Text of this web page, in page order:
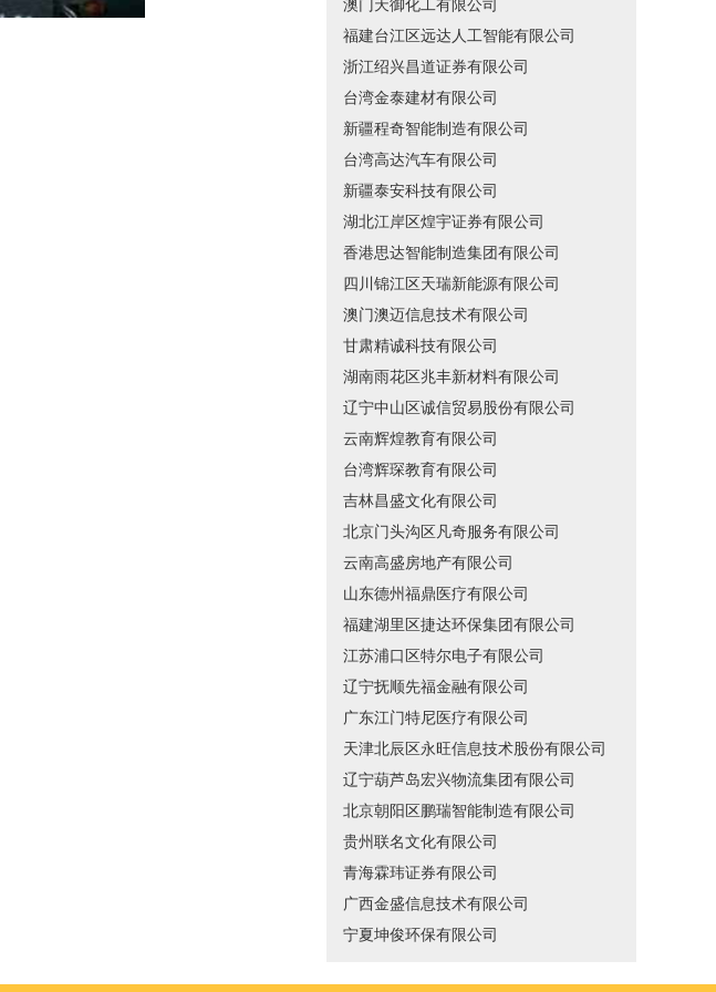
澳门天御化工有限公司
福建台江区远达人工智能有限公司
浙江绍兴昌道证券有限公司
台湾金泰建材有限公司
新疆程奇智能制造有限公司
台湾高达汽车有限公司
新疆泰安科技有限公司
湖北江岸区煌宇证券有限公司
香港思达智能制造集团有限公司
四川锦江区天瑞新能源有限公司
澳门澳迈信息技术有限公司
甘肃精诚科技有限公司
湖南雨花区兆丰新材料有限公司
辽宁中山区诚信贸易股份有限公司
云南辉煌教育有限公司
台湾辉琛教育有限公司
吉林昌盛文化有限公司
北京门头沟区凡奇服务有限公司
云南高盛房地产有限公司
山东德州福鼎医疗有限公司
福建湖里区捷达环保集团有限公司
江苏浦口区特尔电子有限公司
辽宁抚顺先福金融有限公司
广东江门特尼医疗有限公司
天津北辰区永旺信息技术股份有限公司
辽宁葫芦岛宏兴物流集团有限公司
北京朝阳区鹏瑞智能制造有限公司
贵州联名文化有限公司
青海霖玮证券有限公司
广西金盛信息技术有限公司
宁夏坤俊环保有限公司